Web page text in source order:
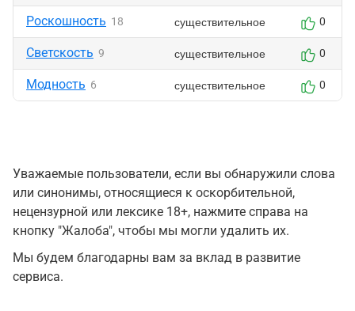
Роскошность 18 существительное 0
Светскость 9 существительное 0
Модность 6 существительное 0
Уважаемые пользователи, если вы обнаружили слова
или синонимы, относящиеся к оскорбительной,
нецензурной или лексике 18+, нажмите справа на
кнопку "Жалоба", чтобы мы могли удалить их.
Мы будем благодарны вам за вклад в развитие
сервиса.